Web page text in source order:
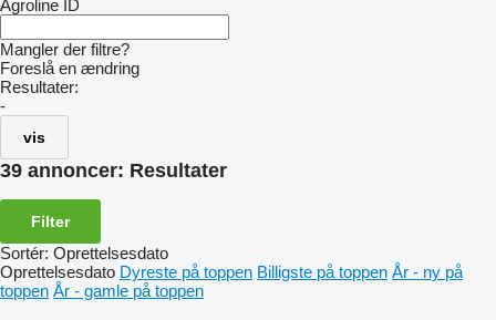
Agroline ID
Mangler der filtre?
Foreslå en ændring
Resultater:
-
vis
39 annoncer: Resultater
Filter
Sortér: Oprettelsesdato
Oprettelsesdato Dyreste på toppen Billigste på toppen År - ny på
toppen År - gamle på toppen